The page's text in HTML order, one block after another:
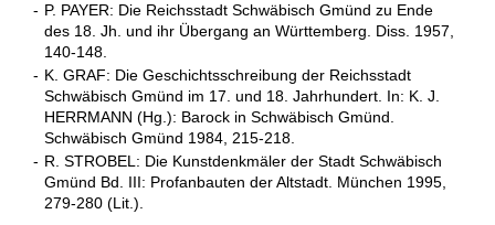
- P. PAYER: Die Reichsstadt Schwäbisch Gmünd zu Ende
des 18. Jh. und ihr Übergang an Württemberg. Diss. 1957,
140-148.
- K. GRAF: Die Geschichtsschreibung der Reichsstadt
Schwäbisch Gmünd im 17. und 18. Jahrhundert. In: K. J.
HERRMANN (Hg.): Barock in Schwäbisch Gmünd.
Schwäbisch Gmünd 1984, 215-218.
- R. STROBEL: Die Kunstdenkmäler der Stadt Schwäbisch
Gmünd Bd. III: Profanbauten der Altstadt. München 1995,
279-280 (Lit.).